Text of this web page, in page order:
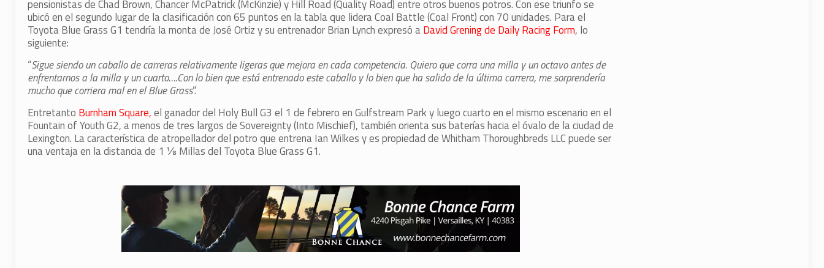
pensionistas de Chad Brown, Chancer McPatrick (McKinzie) y Hill Road (Quality Road) entre otros buenos potros. Con ese triunfo se
ubicó en el segundo lugar de la clasificación con 65 puntos en la tabla que lidera Coal Battle (Coal Front) con 70 unidades. Para el
Toyota Blue Grass G1 tendría la monta de José Ortiz y su entrenador Brian Lynch expresó aDavid Grening de Daily Racing Form, lo
siguiente:
“Sigue siendo un caballo de carreras relativamente ligeras que mejora en cada competencia. Quiero que corra una milla y un octavo antes de
enfrentarnos a la milla y un cuarto….Con lo bien que está entrenado este caballo y lo bien que ha salido de la última carrera, me sorprendería
mucho que corriera mal en el Blue Grass”.
Entretanto Burnham Square,el ganador del Holy Bull G3 el 1 de febrero en Gulfstream Park y luego cuarto en el mismo escenario en el
Fountain of Youth G2, a menos de tres largos de Sovereignty (Into Mischief), también orienta sus baterías hacia el óvalo de la ciudad de
Lexington. La característica de atropellador del potro que entrena Ian Wilkes y es propiedad de Whitham Thoroughbreds LLC puede ser
una ventaja en la distancia de 1 ⅛ Millas del Toyota Blue Grass G1.